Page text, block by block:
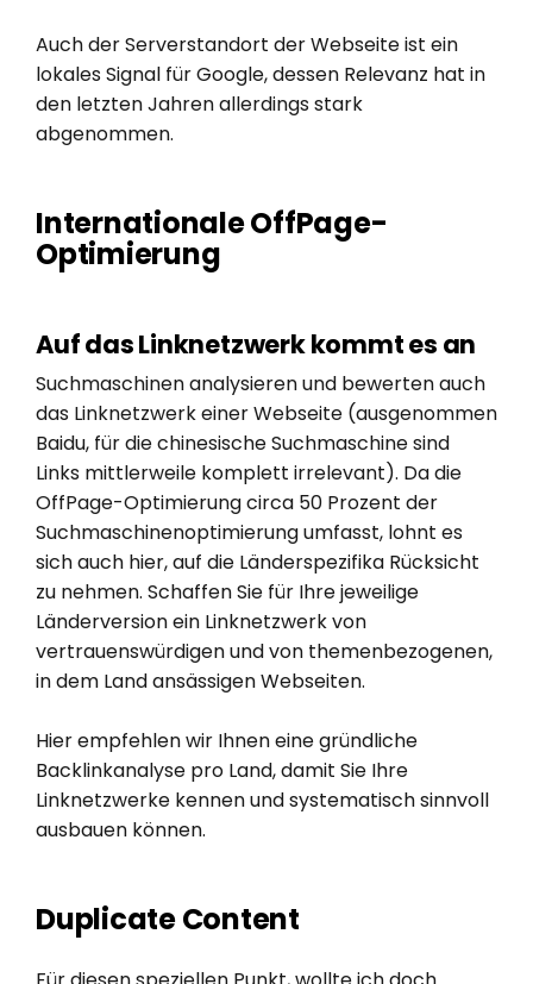
Auch der Serverstandort der Webseite ist ein
lokales Signal für Google, dessen Relevanz hat in
den letzten Jahren allerdings stark
abgenommen.
Internationale OffPage-
Optimierung
Auf das Linknetzwerk kommt es an
Suchmaschinen analysieren und bewerten auch
das Linknetzwerk einer Webseite (ausgenommen
Baidu, für die chinesische Suchmaschine sind
Links mittlerweile komplett irrelevant). Da die
OffPage-Optimierung circa 50 Prozent der
Suchmaschinenoptimierung umfasst, lohnt es
sich auch hier, auf die Länderspezifika Rücksicht
zu nehmen. Schaffen Sie für Ihre jeweilige
Länderversion ein Linknetzwerk von
vertrauenswürdigen und von themenbezogenen,
in dem Land ansässigen Webseiten.
Hier empfehlen wir Ihnen eine gründliche
Backlinkanalyse pro Land, damit Sie Ihre
Linknetzwerke kennen und systematisch sinnvoll
ausbauen können.
Duplicate Content